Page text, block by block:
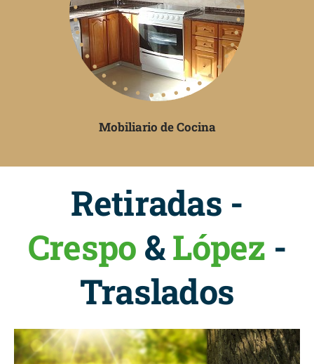
Mobiliario de Cocina
Retiradas -
Crespo &López -
Traslados